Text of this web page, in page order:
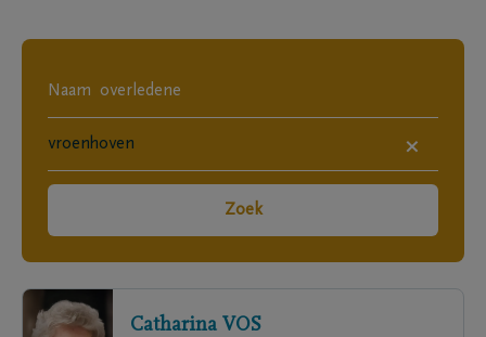
×
Zoek
Catharina VOS